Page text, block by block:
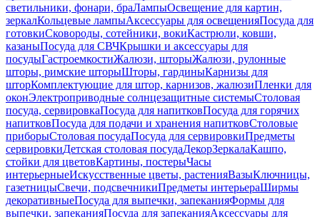
светильники, фонари, браЛампыОсвещение для картин,
зеркалКольцевые лампыАксессуары для освещенияПосуда для
готовкиСковороды, сотейники, вокиКастрюли, ковши,
казаныПосуда для СВЧКрышки и аксессуары для
посудыГастроемкостиЖалюзи, шторыЖалюзи, рулонные
шторы, римские шторыШторы, гардиныКарнизы для
шторКомплектующие для штор, карнизов, жалюзиПленки для
оконЭлектроприводные солнцезащитные системыСтоловая
посуда, сервировкаПосуда для напитковПосуда для горячих
напитковПосуда для подачи и хранения напитковСтоловые
приборыСтоловая посудаПосуда для сервировкиПредметы
сервировкиДетская столовая посудаДекорЗеркалаКашпо,
стойки для цветовКартины, постерыЧасы
интерьерныеИскусственные цветы, растенияВазыКлючницы,
газетницыСвечи, подсвечникиПредметы интерьераШирмы
декоративныеПосуда для выпечки, запеканияФормы для
выпечки, запеканияПосуда для запеканияАксессуары для